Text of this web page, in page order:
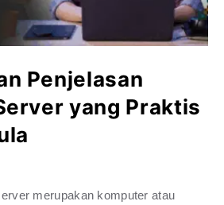
Penjelasan
yang Praktis
merupakan komputer atau